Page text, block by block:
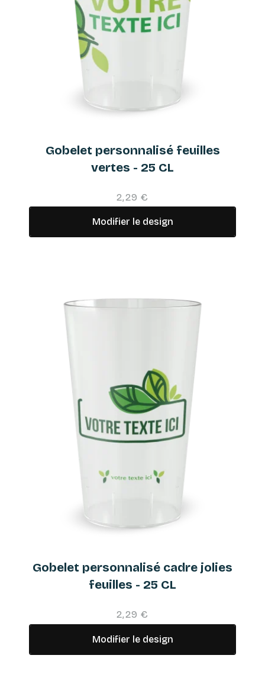
Gobelet personnalisé feuilles
vertes - 25 CL
2,29 €
Modifier le design
Gobelet personnalisé cadre jolies
feuilles - 25 CL
2,29 €
Modifier le design